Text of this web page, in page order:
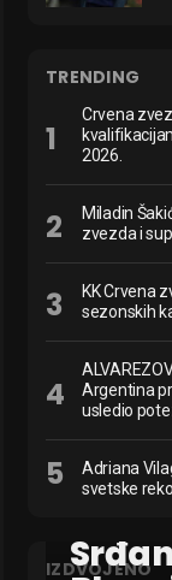
TRENDING
Crvena
2026.
Miladin
zvezda i
KK Crvena
sezonskih
Argentina
usledio
Adriana
svetske
IZDVOJENO
Srđan